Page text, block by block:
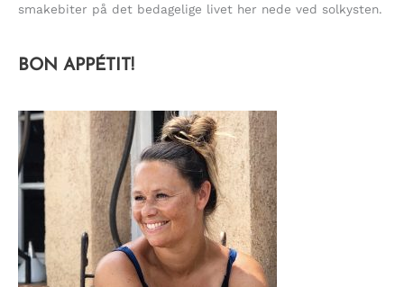
smakebiter på det bedagelige livet her nede ved solkysten.
BON APPÉTIT!